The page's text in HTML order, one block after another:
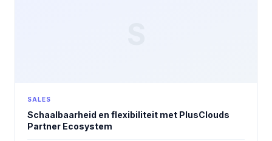
SALES
Schaalbaarheid en flexibiliteit met PlusClouds
Partner Ecosystem